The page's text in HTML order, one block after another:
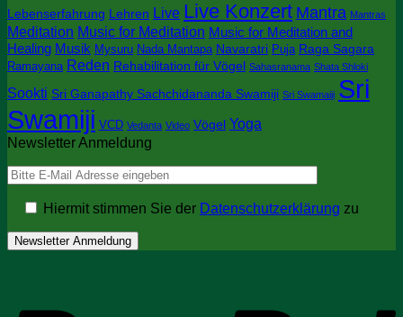
Chandrika
Lebenserfahrung Lehren Live Live Konzert Mantra Mantras
Meditation Music for Meditation Music for Meditation and
Healing Musik Mysuru Nada Mantapa Navaratri Puja Raga Sagara
Ramayana Reden Rehabilitation für Vögel Sahasranama Shata Shloki
Sookti Sri Ganapathy Sachchidananda Swamiji Sri Swamaiji Sri
Swamiji VCD Vedanta Video Vögel Yoga
Newsletter Anmeldung
Hiermit stimmen Sie der Datenschutzerklärung zu